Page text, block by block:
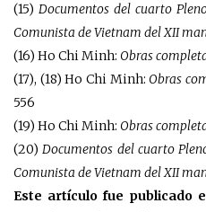
(15) Documentos del cuarto
Comunista de Vietnam del XII
(16) Ho Chi Minh: Obras
(17), (18) Ho Chi Minh: Obras
556
(19) Ho Chi Minh: Obras
(20)Documentos del cuarto
Comunista de Vietnam del XII
Este artículo fue publicado